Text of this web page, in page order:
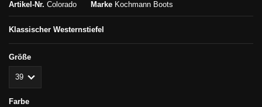
Artikel-Nr. Colorado Marke Kochmann Boots
Klassischer Westernstiefel
Größe
Farbe